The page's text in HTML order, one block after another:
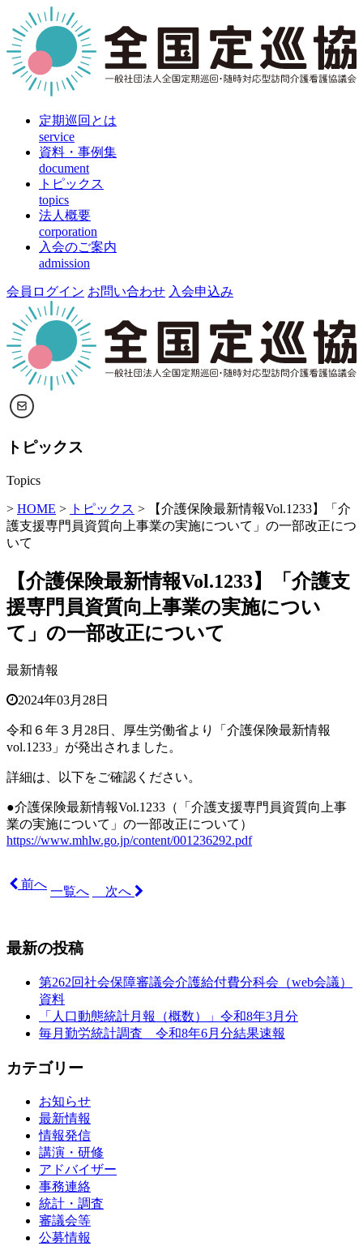
定期巡回とは
service
資料・事例集
document
トピックス
topics
法人概要
corporation
入会のご案内
admission
会員ログイン お問い合わせ 入会申込み
トピックス
Topics
> HOME > トピックス > 【介護保険最新情報Vol.1233】「介
護支援専門員資質向上事業の実施について」の一部改正につ
いて
【介護保険最新情報Vol.1233】「介護支
援専門員資質向上事業の実施につい
て」の一部改正について
最新情報
2024年03月28日
令和６年３月28日、厚生労働省より「介護保険最新情報
vol.1233 」が発出されました。
詳細は、以下をご確認ください。
●介護保険最新情報Vol.1233（「介護支援専門員資質向上事
業の実施について」の一部改正について）
https://www.mhlw.go.jp/content/001236292.pdf
前へ
一覧へ 次へ
最新の投稿
第262回社会保障審議会介護給付費分科会（web会議）
資料
「人口動態統計月報（概数）」令和8年3月分
毎月勤労統計調査 令和8年6月分結果速報
カテゴリー
お知らせ
最新情報
情報発信
講演・研修
アドバイザー
事務連絡
統計・調査
審議会等
公募情報